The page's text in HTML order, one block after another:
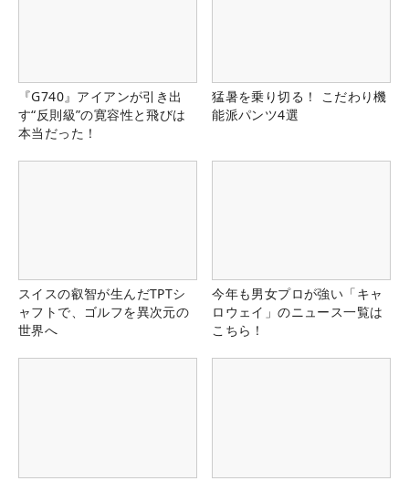
『G740』アイアンが引き出
す“反則級”の寛容性と飛びは
本当だった！
猛暑を乗り切る！ こだわり機
能派パンツ4選
スイスの叡智が生んだTPTシ
ャフトで、ゴルフを異次元の
世界へ
今年も男女プロが強い「キャ
ロウェイ」のニュース一覧は
こちら！